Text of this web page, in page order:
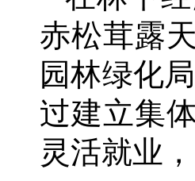
赤松茸露
园林绿化
过建立集
灵活就业